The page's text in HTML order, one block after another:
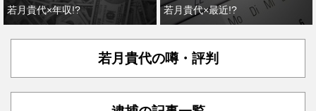
若月貴代×年収!? 若月貴代×最近!?
若月貴代の噂・評判